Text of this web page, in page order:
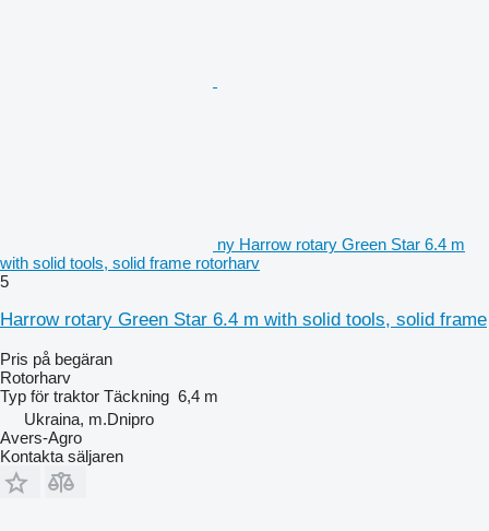
ny Harrow rotary Green Star 6.4 m
with solid tools, solid frame rotorharv
5
Harrow rotary Green Star 6.4 m with solid tools, solid frame
Pris på begäran
Rotorharv
Typ för traktor Täckning 6,4 m
Ukraina, m.Dnipro
Avers-Agro
Kontakta säljaren